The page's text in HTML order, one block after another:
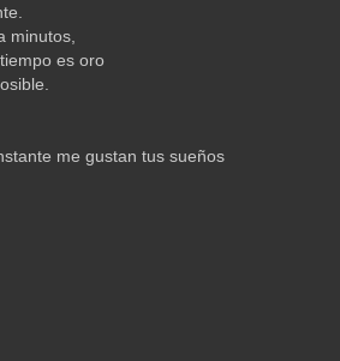
minutos,
es oro
me gustan tus sueños